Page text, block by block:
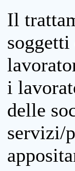
Il
soggetti
i
delle
servizi/